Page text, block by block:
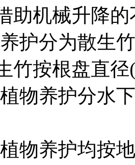
助机械升降
分为散生竹
竹按根盘直
养护分水下
物养护均按